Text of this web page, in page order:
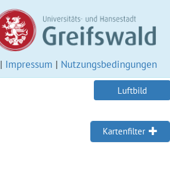
| Impressum | Nutzungsbedingungen
Kartenfilter
Luftbild